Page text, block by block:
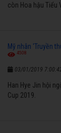
còn Hoa hậu Tiểu
Mỹ nhân 'Truyền
4508
03/01/2019
Han Hye Jin hội
Cup 2019.